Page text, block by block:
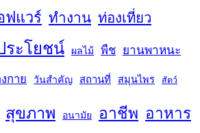
แวร์ ทำงาน ท่องเที่ยว
ระโยชน์ ผลไม้ พืช ยานพาหนะ
กาย วันสำคัญ สถานที่ สมุนไพร สัตว์
สุขภาพ อนามัย อาชีพ อาหาร